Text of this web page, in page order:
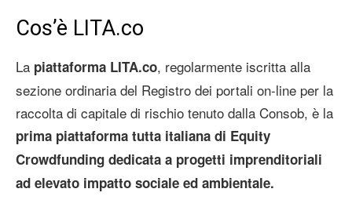
Cos’è LITA.co
La piattaforma LITA.co, regolarmente iscritta alla
sezione ordinaria del Registro dei portali on-line per la
raccolta di capitale di rischio tenuto dalla Consob, è la
prima piattaforma tutta italiana di Equity
Crowdfunding dedicata a progetti imprenditoriali
ad elevato impatto sociale ed ambientale.